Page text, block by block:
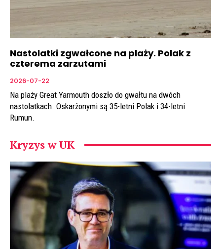
Nastolatki zgwałcone na plaży. Polak z
czterema zarzutami
2026-07-22
Na plaży Great Yarmouth doszło do gwałtu na dwóch
nastolatkach. Oskarżonymi są 35-letni Polak i 34-letni
Rumun.
Kryzys w UK